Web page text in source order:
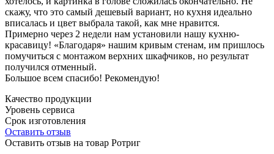
скажу, что это самый дешевый вариант, но кухня идеально
вписалась и цвет выбрала такой, как мне нравится.
Примерно через 2 недели нам установили нашу кухню-
красавицу! «Благодаря» нашим кривым стенам, им пришлось
помучиться с монтажом верхних шкафчиков, но результат
получился отменный.
Большое всем спасибо! Рекомендую!
Качество продукции
Уровень сервиса
Срок изготовления
Оставить отзыв
Оставить отзыв на товар Ротриг